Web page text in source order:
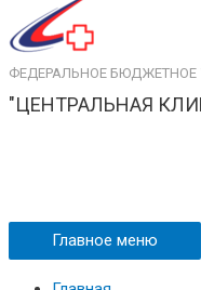
ФЕДЕРАЛЬНОЕ БЮДЖЕТНОЕ
"ЦЕНТРАЛЬНАЯ
Главное меню